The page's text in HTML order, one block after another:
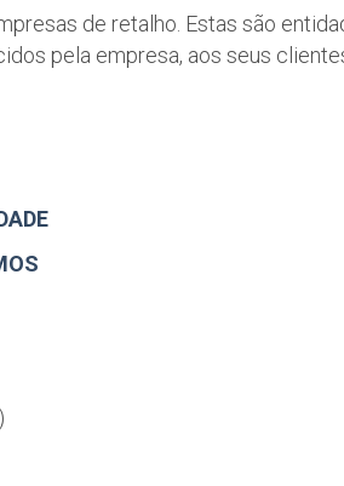
de retalho. Estas são
pela empresa, aos seus